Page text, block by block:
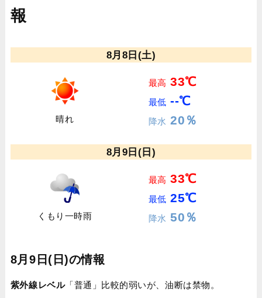
報
8月8日(土)
晴れ
最高 33℃
最低 --℃
降水 20％
8月9日(日)
くもり一時雨
最高 33℃
最低 25℃
降水 50％
8月9日(日)の情報
紫外線レベル「普通」比較的弱いが、油断は禁物。